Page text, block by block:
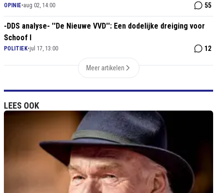
OPINIE•aug 02, 14:00 55
-DDS analyse- ''De Nieuwe VVD'': Een dodelijke dreiging voor
Schoof I
POLITIEK•jul 17, 13:00 12
Meer artikelen
LEES OOK